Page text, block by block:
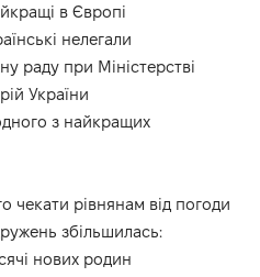
в Європі
нелегали
раду при Міністерстві
України
з найкращих
чекати рівнянам від погоди
збільшилась:
нових родин